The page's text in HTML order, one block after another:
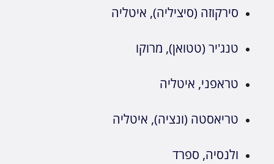
סירקוזה (סיציליה), איטליה
טנג'יר (טטואן), מרוקו
טראפני, איטליה
טריאסטה (ונציה), איטליה
ולנסיה, ספרד